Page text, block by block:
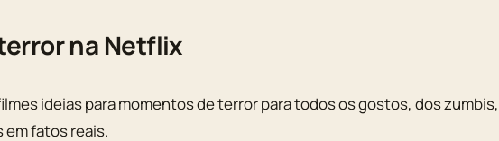
na Netflix
ideias para momentos de terror para todos os gostos, dos zumbis,
fatos reais.